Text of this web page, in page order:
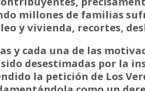
millones de familias
y vivienda, recortes,
y cada una de las
desestimadas por la
la petición de Los